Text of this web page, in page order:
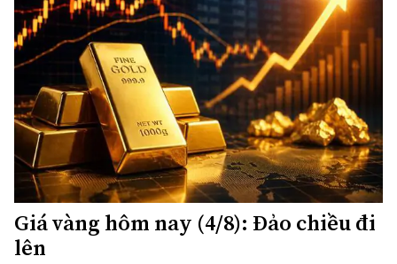
Giá vàng hôm nay (4/8): Đảo chiều đi
lên